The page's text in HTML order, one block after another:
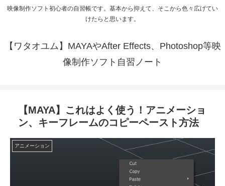
映像制作ソフト初心者の自習帳です。基本から抑えて、そこから色々広げてい
けたらと思います。
【ワタオユム】MAYAやAfter Effects、Photoshop等映
像制作ソフト自習ノート
【MAYA】これはよく使う！アニメーショ
ン、キーフレームのコピーペースト方法
アニメーション